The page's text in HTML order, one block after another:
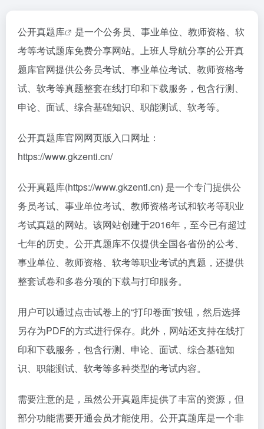
公开真题库
是一个公务员、事业单位、教师资格、软
考等考试题库免费分享网站。上班人导航分享的公开真
题库官网提供公务员考试、事业单位考试、教师资格考
试、软考等真题整套在线打印和下载服务，包含行测、
申论、面试、综合基础知识、职能测试、软考等。
公开真题库官网网页版入口网址：
https://www.gkzenti.cn/
公开真题库(https://www.gkzenti.cn) 是一个专门提供公
务员考试、事业单位考试、教师资格考试和软考等职业
考试真题的网站。该网站创建于2016年，至今已有超过
七年的历史。公开真题库不仅提供全国各省份的公考、
事业单位、教师资格、软考等职业考试的真题，还提供
整套试卷和多卷分项的下载与打印服务。
用户可以通过点击试卷上的“打印卷面”按钮，然后选择
另存为PDF的方式进行保存。此外，网站还支持在线打
印和下载服务，包含行测、申论、面试、综合基础知
识、职能测试、软考等多种类型的考试内容。
需要注意的是，虽然公开真题库提供了丰富的资源，但
部分功能需要开通会员才能使用。公开真题库是一个非